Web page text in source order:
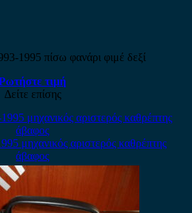
1995 πίσω φανάρι φιμέ δεξί
τιμή
Δείτε επίσης
μηχανικός αριστερός καθρέπτης
άβαφος